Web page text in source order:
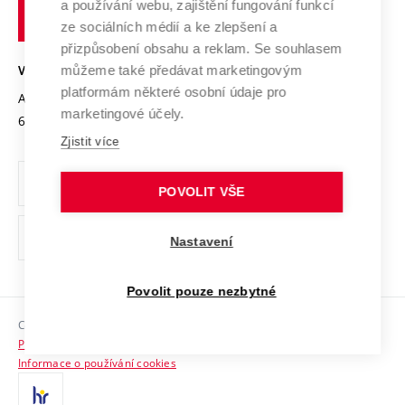
Open Science
Projekty
Projekty ze strukturálních fondů
Specifický výzkum
Mezinárodní dohody
Univerzitní sítě
Podnikavá univerzita / ContriBUTe
Bezpečná univerzita
Vyznamenání
Organizační struktura
Ochrana osobních údajů
odkaz)
Sociální bezpečí
HR Award
technické
VYSOKÉ UČENÍ TECHNICKÉ V BRNĚ
Antonínská 548/1
602 00 Brno
www.vut.cz
vut@vutbr.cz
Copyright © 2026 VUT
Prohlášení o přístupnosti
Informace o používání cookies
a používání webu, zajištění fungování funkcí
ze sociálních médií a ke zlepšení a
přizpůsobení obsahu a reklam. Se souhlasem
můžeme také předávat marketingovým
platformám některé osobní údaje pro
marketingové účely.
Zjistit více
POVOLIT VŠE
Nastavení
Povolit pouze nezbytné